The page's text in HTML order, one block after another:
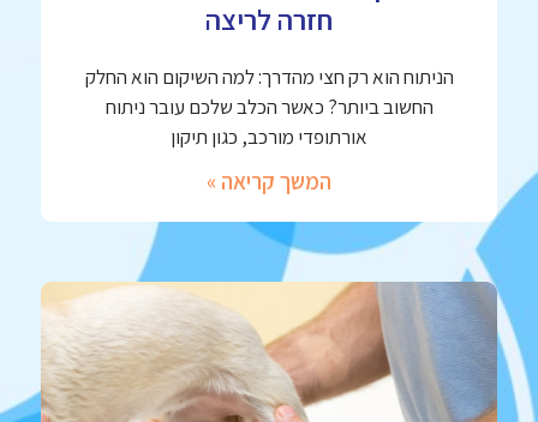
חזרה לריצה
הניתוח הוא רק חצי מהדרך: למה השיקום הוא החלק
החשוב ביותר? כאשר הכלב שלכם עובר ניתוח
אורתופדי מורכב, כגון תיקון
המשך קריאה »